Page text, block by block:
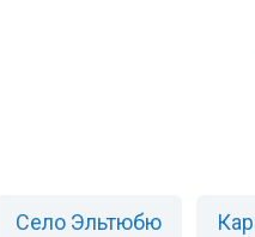
Село Эльтюбю